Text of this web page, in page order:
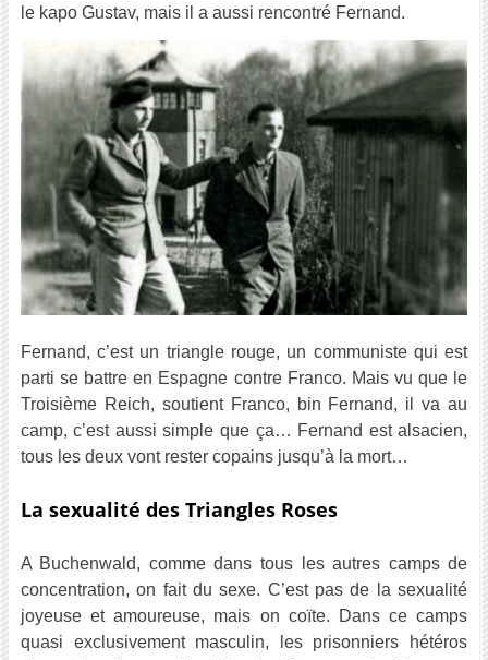
le kapo Gustav, mais il a aussi rencontré Fernand.
Fernand, c’est un triangle rouge, un communiste qui est
parti se battre en Espagne contre Franco. Mais vu que le
Troisième Reich, soutient Franco, bin Fernand, il va au
camp, c’est aussi simple que ça… Fernand est alsacien,
tous les deux vont rester copains jusqu’à la mort…
La sexualité des Triangles Roses
A Buchenwald, comme dans tous les autres camps de
concentration, on fait du sexe. C’est pas de la sexualité
joyeuse et amoureuse, mais on coïte. Dans ce camps
quasi exclusivement masculin, les prisonniers hétéros